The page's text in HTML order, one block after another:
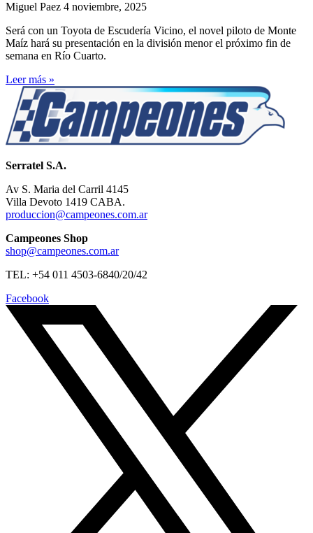
Miguel Paez 4 noviembre, 2025
Será con un Toyota de Escudería Vicino, el novel piloto de Monte
Maíz hará su presentación en la división menor el próximo fin de
semana en Río Cuarto.
Leer más »
Serratel S.A.
Av S. Maria del Carril 4145
Villa Devoto 1419 CABA.
produccion@campeones.com.ar
Campeones Shop
shop@campeones.com.ar
TEL: +54 011 4503-6840/20/42
Facebook